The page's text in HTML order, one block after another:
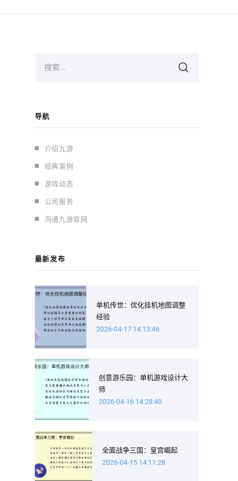
搜索...
导航
介绍九游
经典案例
游戏动态
公司服务
沟通九游官网
最新发布
单机传世：优化挂机地图调整
经验
2026-04-17 14:13:46
创意游乐园：单机游戏设计大
师
2026-04-16 14:28:40
全面战争三国：皇宫崛起
2026-04-15 14:11:28